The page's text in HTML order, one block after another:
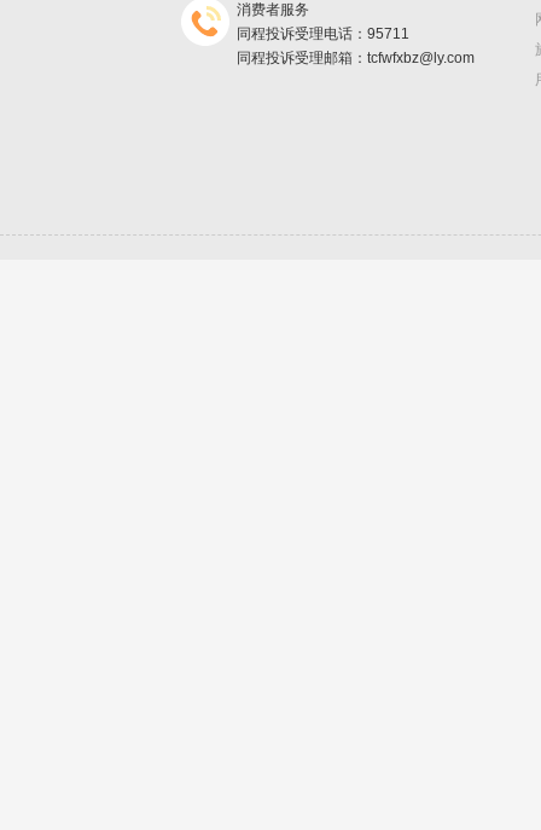
消费者服务
同程投诉受理电话：95711
同程投诉受理邮箱：tcfwfxbz@ly.com